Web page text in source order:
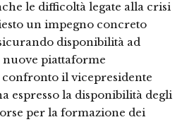
le difficoltà legate alla crisi
un impegno concreto
disponibilità ad
piattaforme
il vicepresidente
espresso la disponibilità degli
per la formazione dei